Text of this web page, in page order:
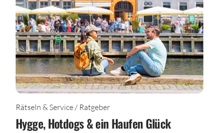
Rätseln & Service / Ratgeber
Hygge, Hotdogs & ein Haufen Glück